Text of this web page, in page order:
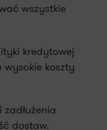
wszystkie
kredytowej
koszty
dostaw.